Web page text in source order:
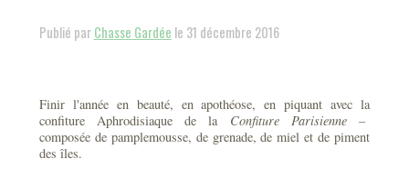
Publié parChasse Gardée le 31 décembre 2016
Finir l'année en beauté, en apothéose, en piquant avec la
confitureAphrodisiaque de la Confiture Parisienne –
composée de pamplemousse, de grenade, de miel et de piment
des îles.